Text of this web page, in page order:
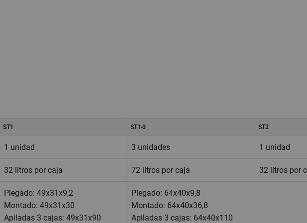
ST1 ST1-3 ST2
1 unidad 3 unidades 1 unidad
32 litros por caja 72 litros por caja 32 litros por
Plegado: 49x31x9,2
Montado: 49x31x30
Apiladas 3 cajas: 49x31x90
Plegado: 64x40x9,8
Montado: 64x40x36,8
Apiladas 3 cajas: 64x40x110